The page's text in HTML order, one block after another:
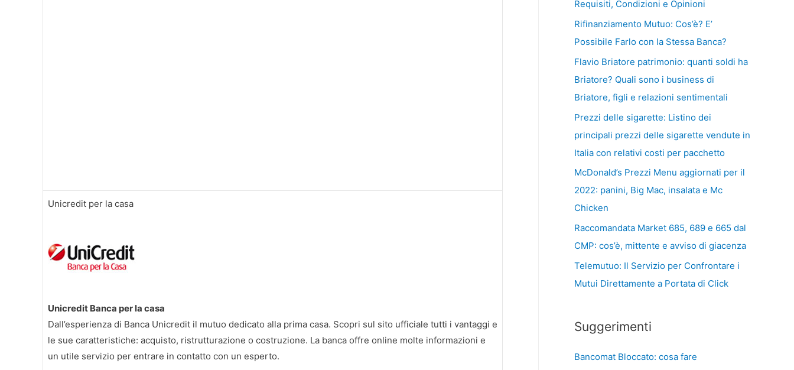
Unicredit per la casa
Unicredit Banca per la casa
Dall’esperienza di Banca Unicredit il mutuo dedicato alla prima casa. Scopri sul sito ufficiale tutti i vantaggi e
le sue caratteristiche: acquisto, ristrutturazione o costruzione. La banca offre online molte informazioni e
un utile servizio per entrare in contatto con un esperto.
Requisiti, Condizioni e Opinioni
Rifinanziamento Mutuo: Cos’è? E’
Possibile Farlo con la Stessa Banca?
Flavio Briatore patrimonio: quanti soldi ha
Briatore? Quali sono i business di
Briatore, figli e relazioni sentimentali
Prezzi delle sigarette: Listino dei
principali prezzi delle sigarette vendute in
Italia con relativi costi per pacchetto
McDonald’s Prezzi Menu aggiornati per il
2022: panini, Big Mac, insalata e Mc
Chicken
Raccomandata Market 685, 689 e 665 dal
CMP: cos’è, mittente e avviso di giacenza
Telemutuo: Il Servizio per Confrontare i
Mutui Direttamente a Portata di Click
Suggerimenti
Bancomat Bloccato: cosa fare